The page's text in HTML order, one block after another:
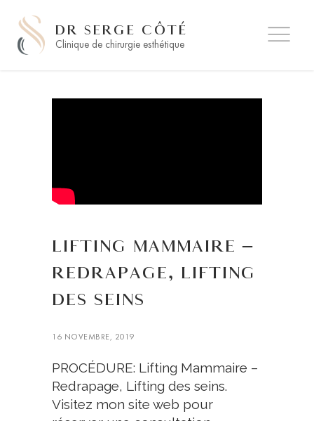
DR SERGE CÔTÉ
Clinique de chirurgie esthétique
LIFTING MAMMAIRE –
REDRAPAGE, LIFTING
DES SEINS
16 NOVEMBRE, 2019
PROCÉDURE: Lifting Mammaire –
Redrapage, Lifting des seins.
Visitez mon site web pour